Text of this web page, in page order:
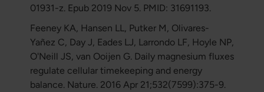
01931-z. Epub 2019 Nov 5. PMID: 31691193.
Feeney KA, Hansen LL, Putker M, Olivares-
Yañez C, Day J, Eades LJ, Larrondo LF, Hoyle NP,
O'Neill JS, van Ooijen G. Daily magnesium fluxes
regulate cellular timekeeping and energy
balance. Nature. 2016 Apr 21;532(7599):375-9.